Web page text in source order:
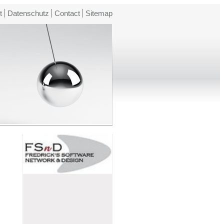
Datenschutz Contact Sitemap